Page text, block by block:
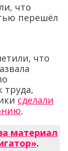
что
перешёл
что
труда,
сделали
.
материал
.